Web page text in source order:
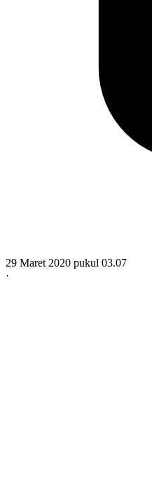
29 Maret 2020 pukul 03.07
·